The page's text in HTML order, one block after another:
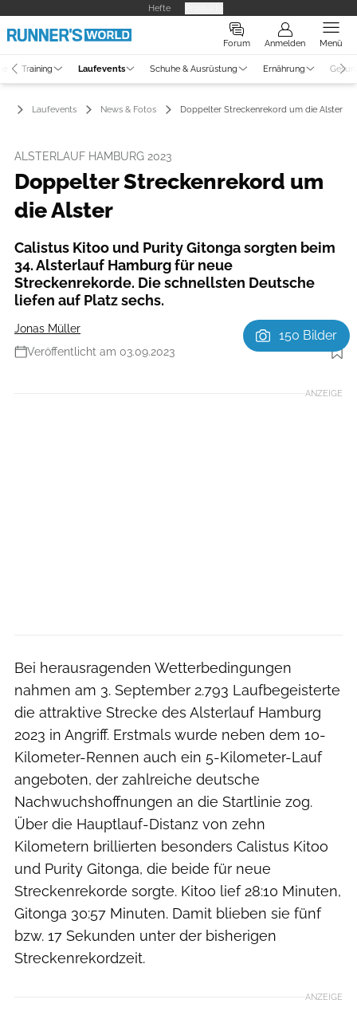
Hefte
Forum Anmelden Menü
Training Laufevents Schuhe & Ausrüstung Ernährung
Laufevents News & Fotos Doppelter Streckenrekord um die Alster
ALSTERLAUF HAMBURG 2023
Doppelter Streckenrekord um
die Alster
Calistus Kitoo und Purity Gitonga sorgten beim
34. Alsterlauf Hamburg für neue
Streckenrekorde. Die schnellsten Deutsche
liefen auf Platz sechs.
Jonas Müller
Veröffentlicht am 03.09.2023
Foto: Norbert Wilhelmi
150 Bilder
ANZEIGE
Bei herausragenden Wetterbedingungen
nahmen am 3. September 2.793 Laufbegeisterte
die attraktive Strecke des Alsterlauf Hamburg
2023 in Angriff. Erstmals wurde neben dem 10-
Kilometer-Rennen auch ein 5-Kilometer-Lauf
angeboten, der zahlreiche deutsche
Nachwuchshoffnungen an die Startlinie zog.
Über die Hauptlauf-Distanz von zehn
Kilometern brillierten besonders Calistus Kitoo
und Purity Gitonga, die beide für neue
Streckenrekorde sorgte. Kitoo lief 28:10 Minuten,
Gitonga 30:57 Minuten. Damit blieben sie fünf
bzw. 17 Sekunden unter der bisherigen
Streckenrekordzeit.
ANZEIGE